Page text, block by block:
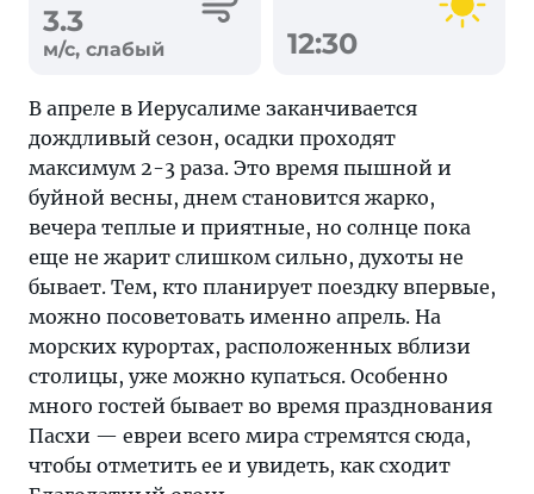
3.3
м/с, слабый 12:30
В апреле в Иерусалиме заканчивается
дождливый сезон, осадки проходят
максимум 2-3 раза. Это время пышной и
буйной весны, днем становится жарко,
вечера теплые и приятные, но солнце пока
еще не жарит слишком сильно, духоты не
бывает. Тем, кто планирует поездку впервые,
можно посоветовать именно апрель. На
морских курортах, расположенных вблизи
столицы, уже можно купаться. Особенно
много гостей бывает во время празднования
Пасхи — евреи всего мира стремятся сюда,
чтобы отметить ее и увидеть, как сходит